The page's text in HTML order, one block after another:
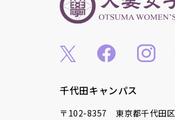
千代田キャンパス
〒102-8357 東京都千代田